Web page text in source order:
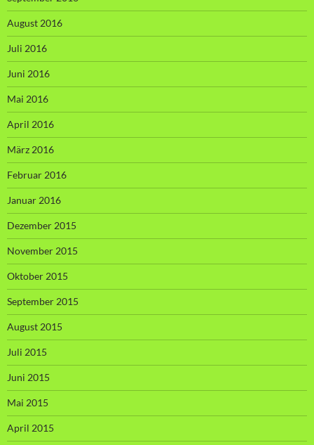
August 2016
Juli 2016
Juni 2016
Mai 2016
April 2016
März 2016
Februar 2016
Januar 2016
Dezember 2015
November 2015
Oktober 2015
September 2015
August 2015
Juli 2015
Juni 2015
Mai 2015
April 2015